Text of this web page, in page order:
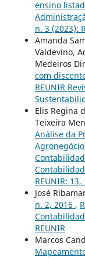
ensino
n. 3 (2023):
Amanda
Valdevino,
Medeiros
com
REUNIR
Elis Regina
Teixeira
Análise da
REUNIR: 13,
José
n. 2, 2016 ,
REUNIR
Marcos